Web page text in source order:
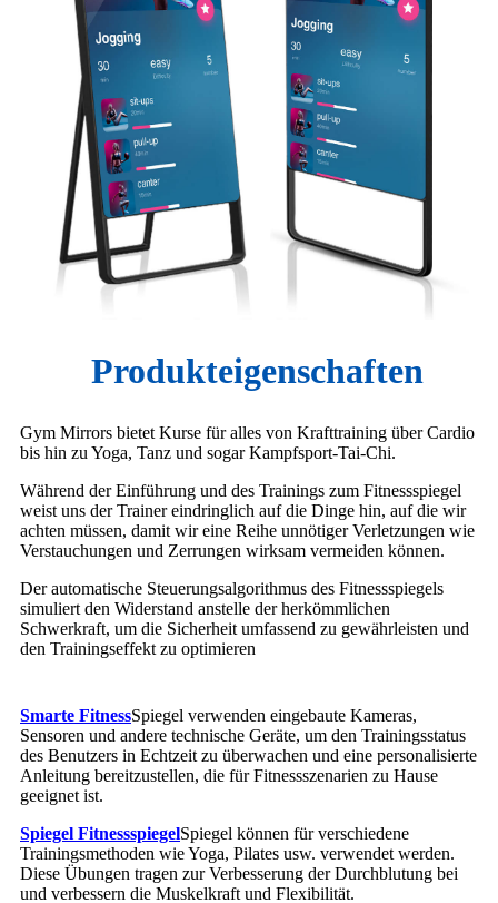
Produkteigenschaften
Gym Mirrors bietet Kurse für alles von Krafttraining über Cardio
bis hin zu Yoga, Tanz und sogar Kampfsport-Tai-Chi.
Während der Einführung und des Trainings zum Fitnessspiegel
weist uns der Trainer eindringlich auf die Dinge hin, auf die wir
achten müssen, damit wir eine Reihe unnötiger Verletzungen wie
Verstauchungen und Zerrungen wirksam vermeiden können.
Der automatische Steuerungsalgorithmus des Fitnessspiegels
simuliert den Widerstand anstelle der herkömmlichen
Schwerkraft, um die Sicherheit umfassend zu gewährleisten und
den Trainingseffekt zu optimieren
Smarte FitnessSpiegel verwenden eingebaute Kameras,
Sensoren und andere technische Geräte, um den Trainingsstatus
des Benutzers in Echtzeit zu überwachen und eine personalisierte
Anleitung bereitzustellen, die für Fitnessszenarien zu Hause
geeignet ist.
Spiegel FitnessspiegelSpiegel können für verschiedene
Trainingsmethoden wie Yoga, Pilates usw. verwendet werden.
Diese Übungen tragen zur Verbesserung der Durchblutung bei
und verbessern die Muskelkraft und Flexibilität.